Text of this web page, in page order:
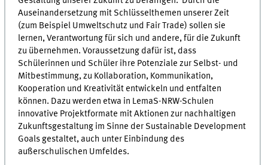
Auseinandersetzung mit Schlüsselthemen unserer Zeit
(zum Beispiel Umweltschutz und Fair Trade) sollen sie
lernen, Verantwortung für sich und andere, für die Zukunft
zu übernehmen. Voraussetzung dafür ist, dass
Schülerinnen und Schüler ihre Potenziale zur Selbst- und
Mitbestimmung, zu Kollaboration, Kommunikation,
Kooperation und Kreativität entwickeln und entfalten
können. Dazu werden etwa in LemaS-NRW-Schulen
innovative Projektformate mit Aktionen zur nachhaltigen
Zukunftsgestaltung im Sinne der Sustainable Development
Goals gestaltet, auch unter Einbindung des
außerschulischen Umfeldes.